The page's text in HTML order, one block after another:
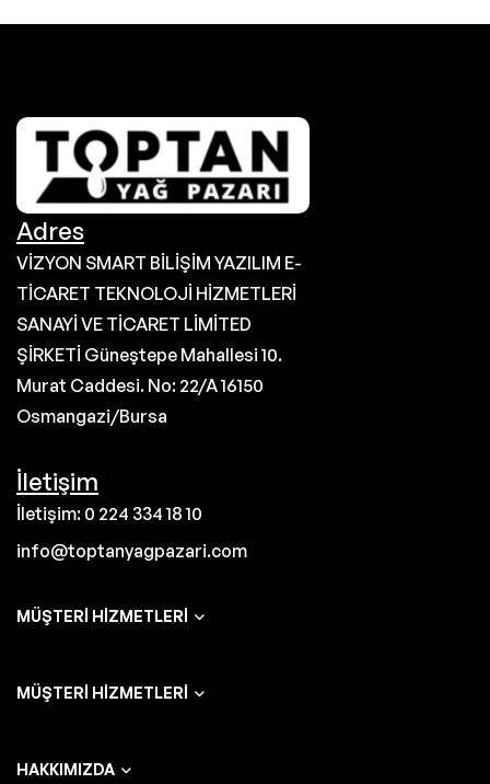
Adres
VİZYON SMART BİLİŞİM YAZILIM E-
TİCARET TEKNOLOJİ HİZMETLERİ
SANAYİ VE TİCARET LİMİTED
ŞİRKETİ Güneştepe Mahallesi 10.
Murat Caddesi. No: 22/A 16150
Osmangazi/Bursa
İletişim
İletişim: 0 224 334 18 10
info@toptanyagpazari.com
MÜŞTERI HIZMETLERI
MÜŞTERI HIZMETLERI
HAKKIMIZDA